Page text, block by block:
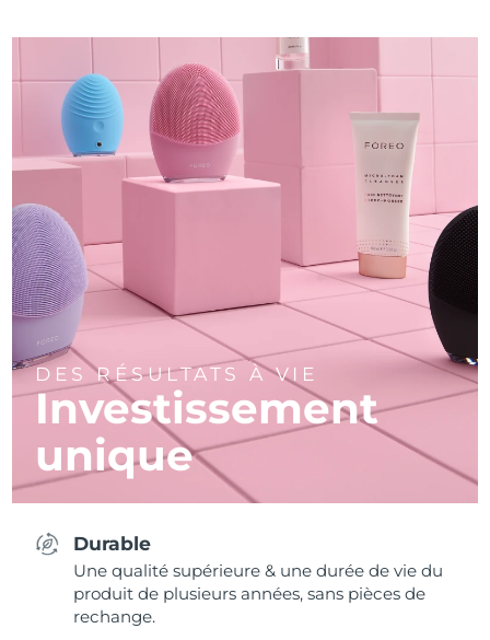
DES RÉSULTATS À VIE
Investissement
unique
Durable
Une qualité supérieure & une durée de vie du
produit de plusieurs années, sans pièces de
rechange.